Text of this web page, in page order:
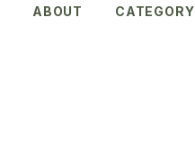
ABOUT CATEGORY